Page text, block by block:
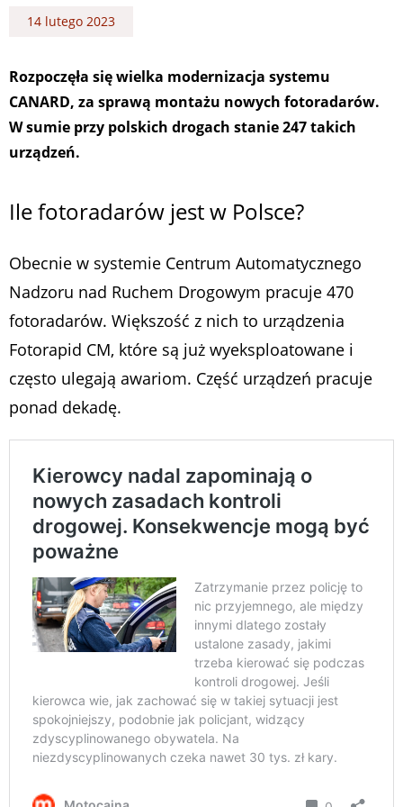
14 lutego 2023
Rozpoczęła się wielka modernizacja systemu
CANARD, za sprawą montażu nowych fotoradarów.
W sumie przy polskich drogach stanie 247 takich
urządzeń.
Ile fotoradarów jest w Polsce?
Obecnie w systemie Centrum Automatycznego
Nadzoru nad Ruchem Drogowym pracuje 470
fotoradarów. Większość z nich to urządzenia
Fotorapid CM, które są już wyeksploatowane i
często ulegają awariom. Część urządzeń pracuje
ponad dekadę.